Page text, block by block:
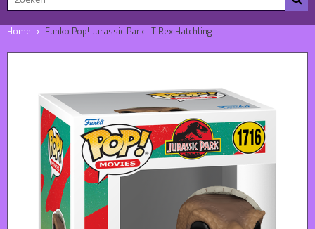
Home Funko Pop! Jurassic Park - T Rex Hatchling